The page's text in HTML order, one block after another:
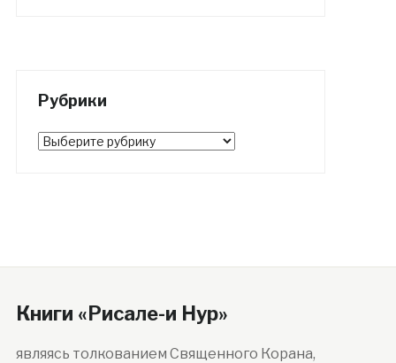
Рубрики
Рубрики
Книги «Рисале-и Нур»
являясь толкованием Священного Корана,